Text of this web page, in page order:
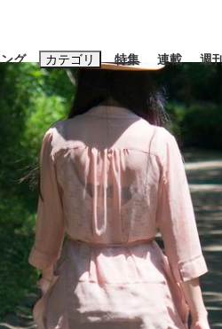
グ カテゴリ
ニュース エンタメ
特集 連載 週
すめのキーワードタグ一覧
田晋 #三山凌輝 #高市早苗 #後
雄一郎
#亀和田武 #池上彰